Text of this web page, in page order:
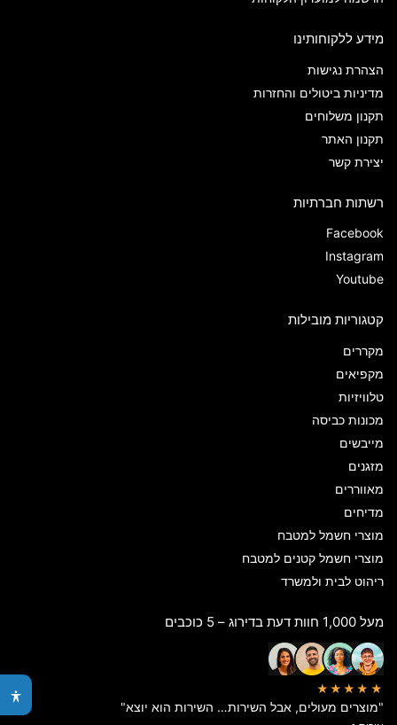
מידע ללקוחותינו
הצהרת נגישות
מדיניות ביטולים והחזרות
תקנון משלוחים
תקנון האתר
יצירת קשר
רשתות חברתיות
Facebook
Instagram
Youtube
קטגוריות מובילות
מקררים
מקפיאים
טלוויזיות
מכונות כביסה
מייבשים
מזגנים
מאווררים
מדיחים
מוצרי חשמל למטבח
מוצרי חשמל קטנים למטבח
ריהוט לבית ולמשרד
מעל 1,000 חוות דעת בדירוג – 5 כוכבים
★★★★★
"מוצרים מעולים, אבל השירות… השירות הוא יוצא"